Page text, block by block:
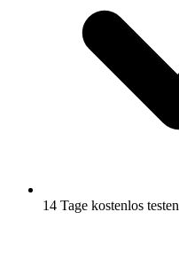
14 Tage kostenlos testen